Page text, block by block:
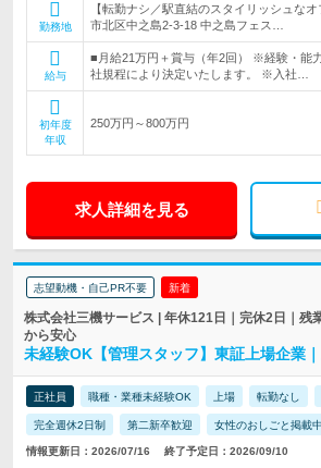
勤務地
【転勤ナシ／駅直結のスタイリッシュな
市北区中之島2-3-18 中之島フェス…
給与
■月給21万円＋賞与（年2回） ※経験・能
社規程により決定いたします。 ※入社…
初年度
年収
250万円～800万円
求人詳細を見る
志望動機・自己PR不要 新着
株式会社三機サービス | 年休121日｜完休2日｜残
から安心
未経験OK【管理スタッフ】東証上場企業
正社員 職種・業種未経験OK 上場 転勤なし
完全週休2日制 第二新卒歓迎 女性のおしごと掲載中
情報更新日：2026/07/16 終了予定日：2026/09/10